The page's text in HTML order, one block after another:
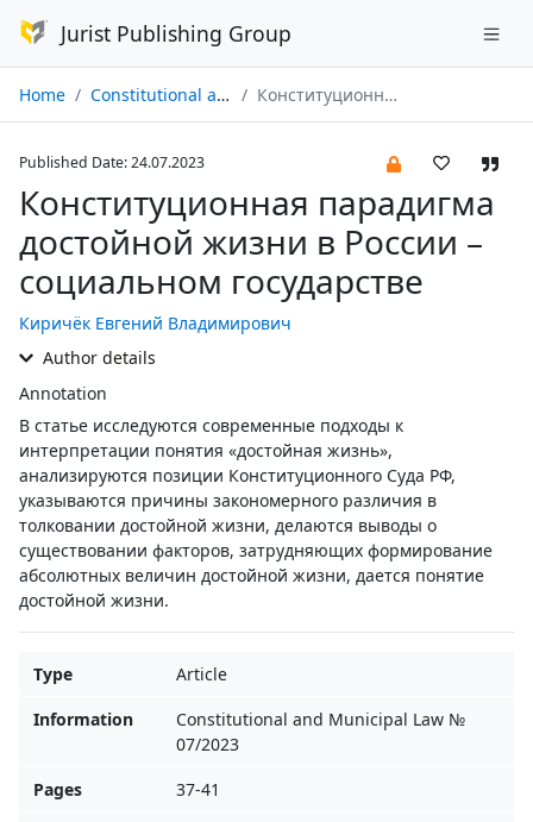
Jurist Publishing Group
Home Constitutional and Municipal Law № 07/2023 Конституционная парадигма достойной жизни в России – социальном государстве
Published Date: 24.07.2023
Конституционная парадигма
достойной жизни в России –
социальном государстве
Киричёк Евгений Владимирович
Author details
Annotation
В статье исследуются современные подходы к
интерпретации понятия «достойная жизнь»,
анализируются позиции Конституционного Суда РФ,
указываются причины закономерного различия в
толковании достойной жизни, делаются выводы о
существовании факторов, затрудняющих формирование
абсолютных величин достойной жизни, дается понятие
достойной жизни.
Type
Article
Information
Constitutional and Municipal Law №
07/2023
Pages
37-41